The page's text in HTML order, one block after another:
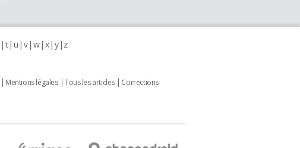
t u v w x y z
Mentions légales Tous les articles
Corrections